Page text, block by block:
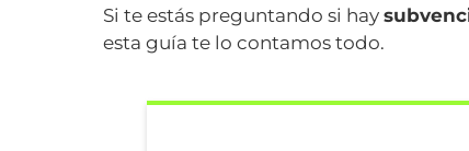
Si te estás preguntando si hay
esta guía te lo contamos todo.